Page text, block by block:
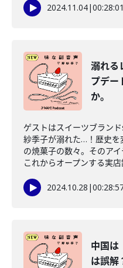
2024.11.04|00:28:01
溺れる
プデー
か。
ゲストはスイーツブラン
紗季子が溺れた…！歴史
の焼菓子の数々。そのア
これからオープンする実
2024.10.28 |
中国は
は誤解